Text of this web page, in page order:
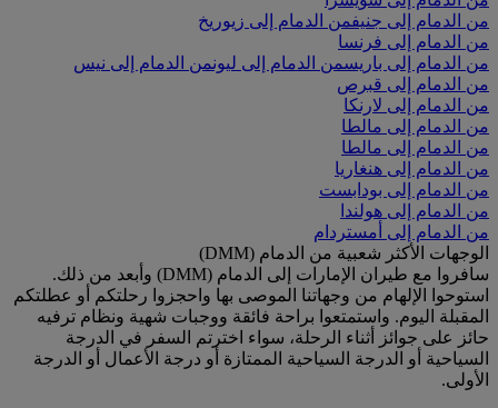
من الدمام إلى جنيفمن الدمام إلى زيوريخ
من الدمام إلى فرنسا
من الدمام إلى باريسمن الدمام إلى ليونمن الدمام إلى نيس
من الدمام إلى قبرص
من الدمام إلى لارنكا
من الدمام إلى مالطا
من الدمام إلى مالطا
من الدمام إلى هنغاريا
من الدمام إلى بودابست
من الدمام إلى هولندا
من الدمام إلى أمستردام
الوجهات الأكثر شعبية من الدمام (DMM)
سافروا مع طيران الإمارات إلى الدمام (DMM) وأبعد من ذلك.
استوحوا الإلهام من وجهاتنا الموصى بها واحجزوا رحلتكم أو عطلتكم
المقبلة اليوم. واستمتعوا براحة فائقة ووجبات شهية ونظام ترفيه
حائز على جوائز أثناء الرحلة، سواء اخترتم السفر في الدرجة
السياحية أو الدرجة السياحية الممتازة أو درجة الأعمال أو الدرجة
الأولى.